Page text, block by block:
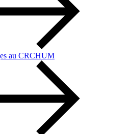
au CRCHUM